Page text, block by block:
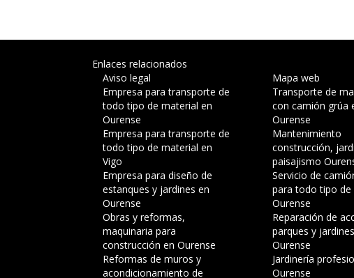
Enlaces relacionados
Aviso legal
Empresa para transporte de
todo tipo de material en
Ourense
Empresa para transporte de
todo tipo de material en
Vigo
Empresa para diseño de
estanques y jardines en
Ourense
Obras y reformas,
maquinaria para
construcción en Ourense
Reformas de muros y
acondicionamiento de
Mapa web
Transporte de
con camión grúa
Ourense
Mantenimiento
construcción,
paisajismo
Servicio de
para todo tipo de
Ourense
Reparación de
parques y
Ourense
Jardinería
Ourense